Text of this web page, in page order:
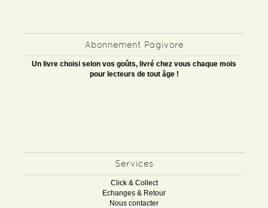
Abonnement Pagivore
Un livre choisi selon vos goûts, livré chez vous chaque mois
pour lecteurs de tout âge !
Services
Click & Collect
Echanges & Retour
Nous contacter